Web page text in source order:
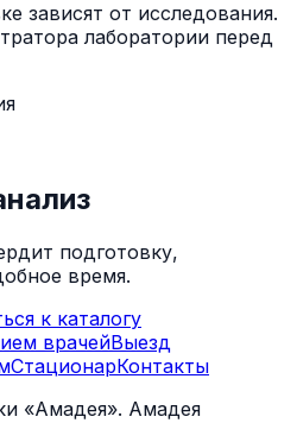
зависят от исследования.
лаборатории перед
подготовку,
время.
к каталогу
врачейВыезд
СтационарКонтакты
«Амадея». Амадея